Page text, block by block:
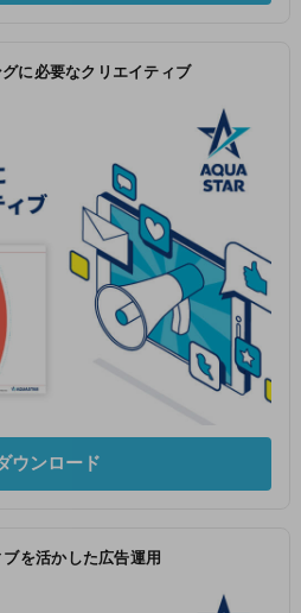
に必要なクリエイティブ
ウンロード
を活かした広告運用